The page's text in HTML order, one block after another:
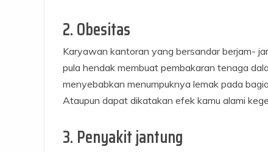
2. Obesitas
Karyawan kantoran yang bersandar berjam-
pula hendak membuat pembakaran tenaga
menyebabkan menumpuknya lemak pada
Ataupun dapat dikatakan efek kamu alami
3. Penyakit jantung